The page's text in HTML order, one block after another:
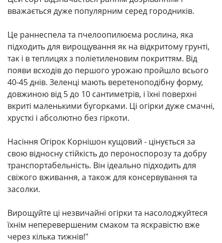
вважається дуже популярним серед городників.
Це раннеспела та пчелоопилюєма рослина, яка
підходить для вирощування як на відкритому грунті,
так і в теплицях з поліетиленовим покриттям. Від
появи всходів до першого урожаю пройшло всього
40-45 днів. Зеленці мають веретеноподібну форму,
довжиною від 5 до 10 сантиметрів, і їхні поверхні
вкриті маленькими бугорками. Ці огірки дуже смачні,
хрусткі і абсолютно без гіркоти.
Насіння Огірок Корнішон кущовий - цінується за
свою відносну стійкість до пероноспорозу та добру
транспортабельність. Він ідеально підходить для
свіжого вживання, а також для консервування та
засолки.
Вирощуйте ці незвичайні огірки та насолоджуйтеся
їхнім неперевершеним смаком та яскравістю вже
через кілька тижнів!"